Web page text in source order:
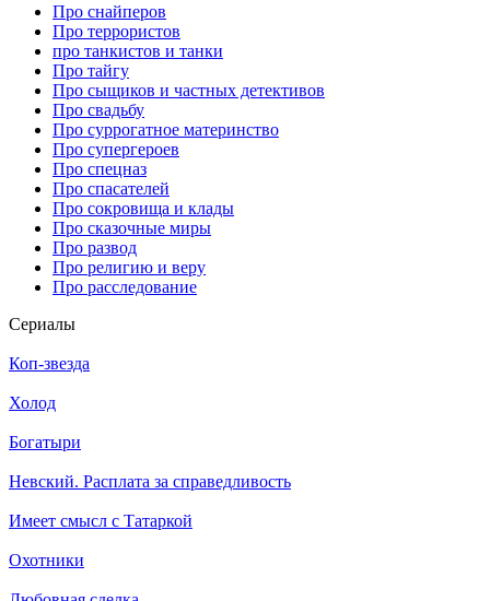
Про снайперов
Про террористов
про танкистов и танки
Про тайгу
Про сыщиков и частных детективов
Про свадьбу
Про суррогатное материнство
Про супергероев
Про спецназ
Про спасателей
Про сокровища и клады
Про сказочные миры
Про развод
Про религию и веру
Про расследование
Се­риа­лы
Коп-звезда
Холод
Богатыри
Невский. Расплата за справедливость
Имеет смысл с Татаркой
Охотники